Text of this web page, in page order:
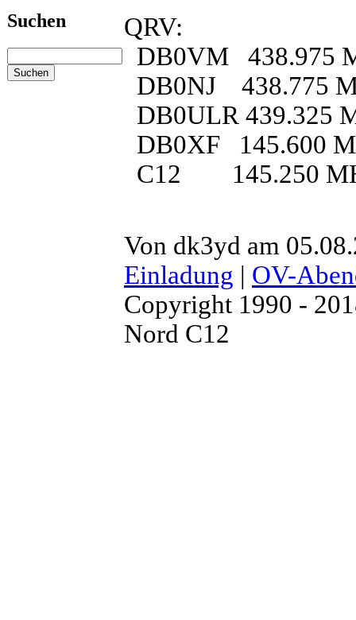
Suchen
QRV:
DB0VM 438.975
DB0NJ 438.775
DB0ULR 439.325
DB0XF 145.600
C12 145.250
Von dk3yd am
Einladung | OV-
Copyright 1990 -
Nord C12